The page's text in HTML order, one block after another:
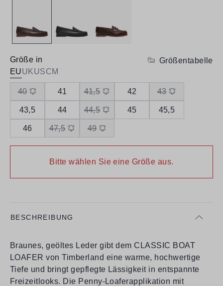
Größe in
EUUKUSCM
Größentabelle
40 41 41,5 42 43
43,5 44 44,5 45 45,5
46 47,5 49
Bitte wählen Sie eine Größe aus.
BESCHREIBUNG
Braunes, geöltes Leder gibt dem CLASSIC BOAT
LOAFER von Timberland eine warme, hochwertige
Tiefe und bringt gepflegte Lässigkeit in entspannte
Freizeitlooks. Die Penny-Loaferapplikation mit